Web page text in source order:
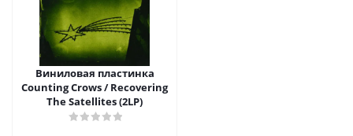
Виниловая пластинка
Counting Crows / Recovering
The Satellites (2LP)